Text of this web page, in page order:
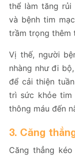
thể làm tăng rủi
và bệnh tim
trầm trọng thêm
Vị thế, người
nhàng như đi
để cải thiện
trì sức khỏe
thông máu đến
3. Căng
Căng thẳng